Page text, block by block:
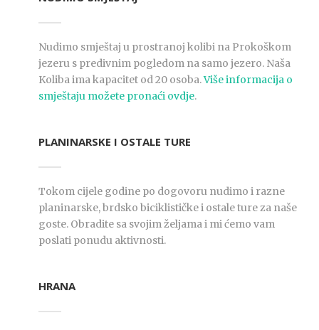
Nudimo smještaj u prostranoj kolibi na Prokoškom
jezeru s predivnim pogledom na samo jezero. Naša
Koliba ima kapacitet od 20 osoba.Više informacija o
smještaju možete pronaći ovdje.
PLANINARSKE I OSTALE TURE
Tokom cijele godine po dogovoru nudimo i razne
planinarske, brdsko biciklističke i ostale ture za naše
goste. Obradite sa svojim željama i mi ćemo vam
poslati ponudu aktivnosti.
HRANA